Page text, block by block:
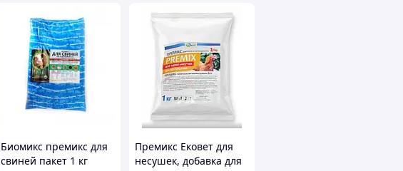
Биомикс премикс для
свиней пакет 1 кг
Премикс Ековет для
несушек, добавка для